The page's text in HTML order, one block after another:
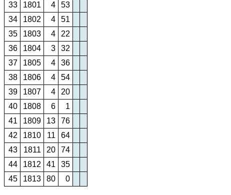
33
1801 4
53
34
1802 4
51
35
1803 4
22
36
1804 3
32
37
1805 4
36
38
1806 4
54
39
1807 4
20
40
1808 6
1
41
1809 13
76
42
1810 11
64
43
1811 20
74
44
1812 41
35
45
1813 80 0